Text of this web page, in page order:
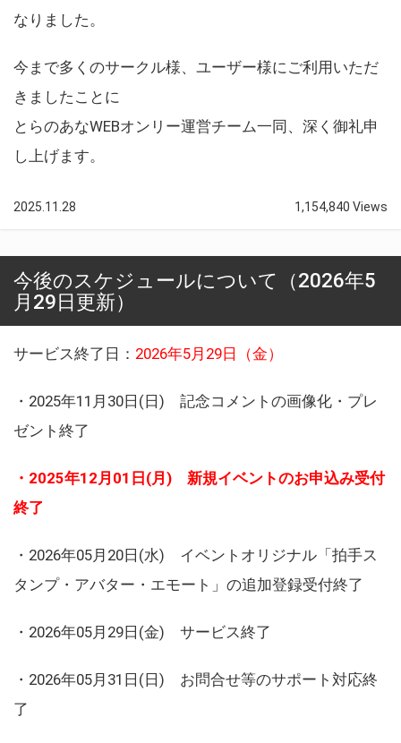
なりました。
今まで多くのサークル様、ユーザー様にご利用いただ
きましたことに
とらのあなWEBオンリー運営チーム一同、深く御礼申
し上げます。
2025.11.28 1,154,840 Views
今後のスケジュールについて（2026年5
月29日更新）
サービス終了日： 2026年5月29日（金）
・2025年11月30日(日) 記念コメントの画像化・プレ
ゼント終了
・2025年12月01日(月) 新規イベントのお申込み受付
終了
・2026年05月20日(水) イベントオリジナル「拍手ス
タンプ・アバター・エモート」の追加登録受付終了
・2026年05月29日(金) サービス終了
・2026年05月31日(日) お問合せ等のサポート対応終
了